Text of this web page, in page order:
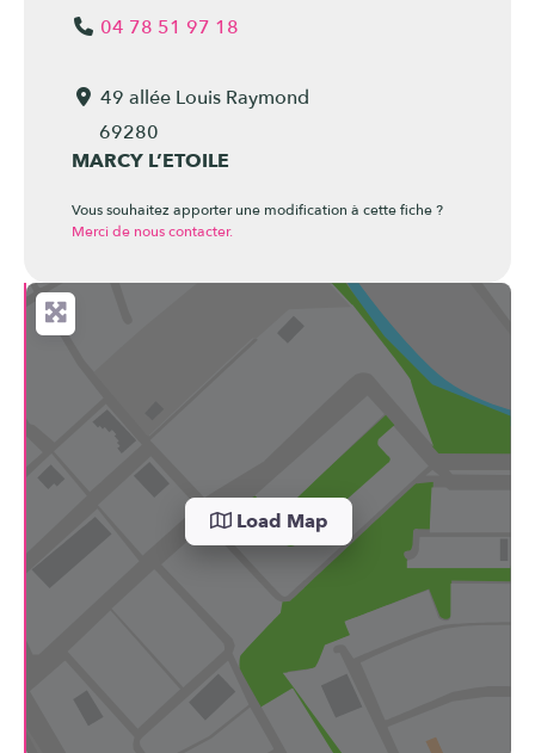
04 78 51 97 18
49 allée Louis Raymond
69280
MARCY L’ETOILE
Vous souhaitez apporter une modification à cette fiche ?
Merci de nous contacter.
Load Map